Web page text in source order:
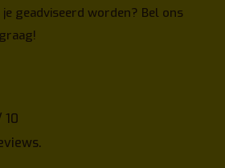
geadviseerd worden? Bel ons
10